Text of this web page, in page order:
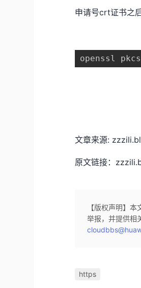
申请号crt证书之
openssl
文章来源:
原文链接：
【版权声明】
举报，并提供相
https